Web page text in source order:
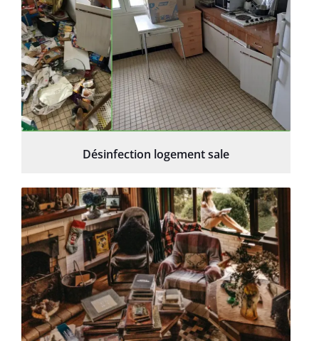
Désinfection logement sale